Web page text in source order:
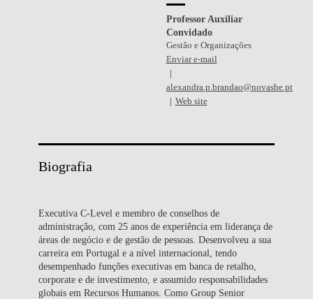
Professor Auxiliar
Convidado
Gestão e Organizações
Enviar e-mail
alexandra.p.brandao@novasbe.pt
Web site
Biografia
Executiva C-Level e membro de conselhos de
administração, com 25 anos de experiência em liderança de
áreas de negócio e de gestão de pessoas. Desenvolveu a sua
carreira em Portugal e a nível internacional, tendo
desempenhado funções executivas em banca de retalho,
corporate e de investimento, e assumido responsabilidades
globais em Recursos Humanos. Como Group Senior